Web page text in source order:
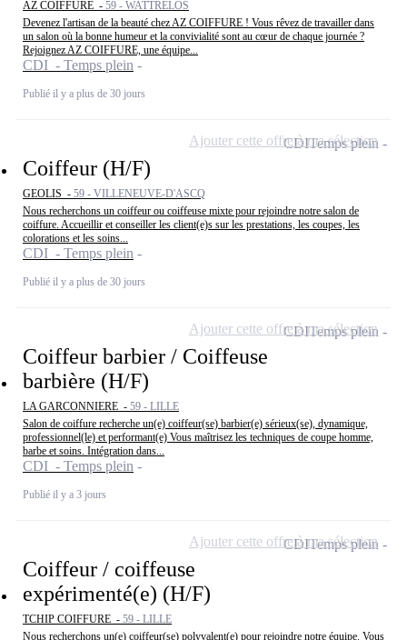
AZ COIFFURE - 59 - WATTRELOS
Devenez l'artisan de la beauté chez AZ COIFFURE ! Vous rêvez de travailler dans
un salon où la bonne humeur et la convivialité sont au cœur de chaque journée ?
Rejoignez AZ COIFFURE, une équipe...
CDI - Temps plein
Publié il y a plus de 30 jours
Coiffeur (H/F)
GEOLIS - 59 - VILLENEUVE-D'ASCQ
Nous recherchons un coiffeur ou coiffeuse mixte pour rejoindre notre salon de
coiffure. Accueillir et conseiller les client(e)s sur les prestations, les coupes, les
colorations et les soins...
CDI - Temps plein
Publié il y a plus de 30 jours
CDITemps plein
Ajouter cette offre à ma sélection
Coiffeur barbier / Coiffeuse
barbière (H/F)
LA GARCONNIERE - 59 - LILLE
Salon de coiffure recherche un(e) coiffeur(se) barbier(e) sérieux(se), dynamique,
professionnel(le) et performant(e) Vous maîtrisez les techniques de coupe homme,
barbe et soins. Intégration dans...
CDI - Temps plein
Publié il y a 3 jours
CDITemps plein
Ajouter cette offre à ma sélection
Coiffeur / coiffeuse
expérimenté(e) (H/F)
TCHIP COIFFURE - 59 - LILLE
Nous recherchons un(e) coiffeur(se) polyvalent(e) pour rejoindre notre équipe. Vous
CDITemps plein
Ajouter cette offre à ma sélection